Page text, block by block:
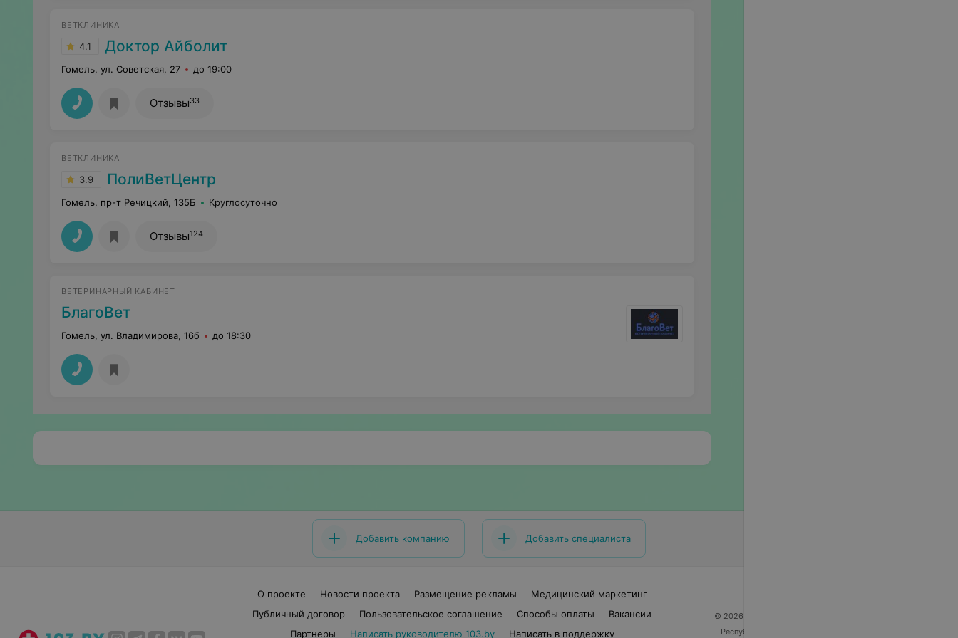
ВЕТКЛИНИКА
4.1 Доктор Айболит
Гомель, ул. Советская, 27 до 19:00
Отзывы33
ВЕТКЛИНИКА
3.9 ПолиВетЦентр
Гомель, пр-т Речицкий, 135Б Круглосуточно
Отзывы124
ВЕТЕРИНАРНЫЙ КАБИНЕТ
БлагоВет
Гомель, ул. Владимирова, 16б до 18:30
Добавить компанию Добавить специалиста
О проекте Новости проекта Размещение рекламы
Медицинский маркетинг
Публичный договор
Пользовательское соглашение Способы оплаты
Вакансии
Партнеры
Написать руководителю 103.by Написать в поддержку
© 2026 ООО «Артокс Лаб», УНП 191700409
Республика Беларусь, г. Минск, улица Толбухина, 2,